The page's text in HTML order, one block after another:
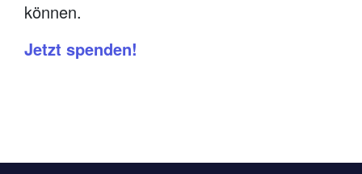
können.
Jetzt spenden!